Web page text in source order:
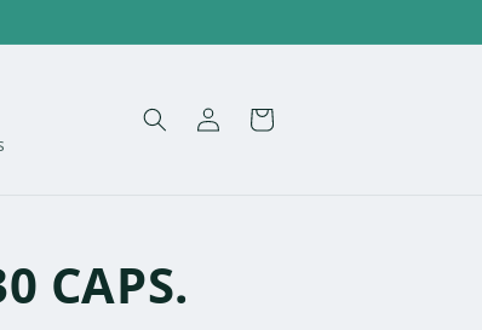
Iniciar
sesión
Carrito
CAPS.